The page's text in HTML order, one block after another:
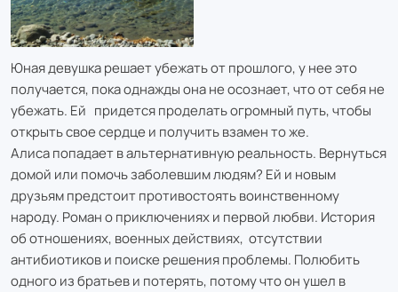
Юная девушка решает убежать от прошлого, у нее это
получается, пока однажды она не осознает, что от себя не
убежать. Ей придется проделать огромный путь, чтобы
открыть свое сердце и получить взамен то же.
Алиса попадает в альтернативную реальность. Вернуться
домой или помочь заболевшим людям? Ей и новым
друзьям предстоит противостоять воинственному
народу. Роман о приключениях и первой любви. История
об отношениях, военных действиях, отсутствии
антибиотиков и поиске решения проблемы. Полюбить
одного из братьев и потерять, потому что он ушел в